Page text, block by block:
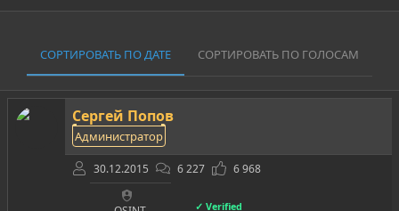
СОРТИРОВАТЬ ПО ДАТЕ СОРТИРОВАТЬ ПО ГОЛОСАМ
Сергей Попов
Администратор
30.12.2015 6 227 6 968
✓ Verified